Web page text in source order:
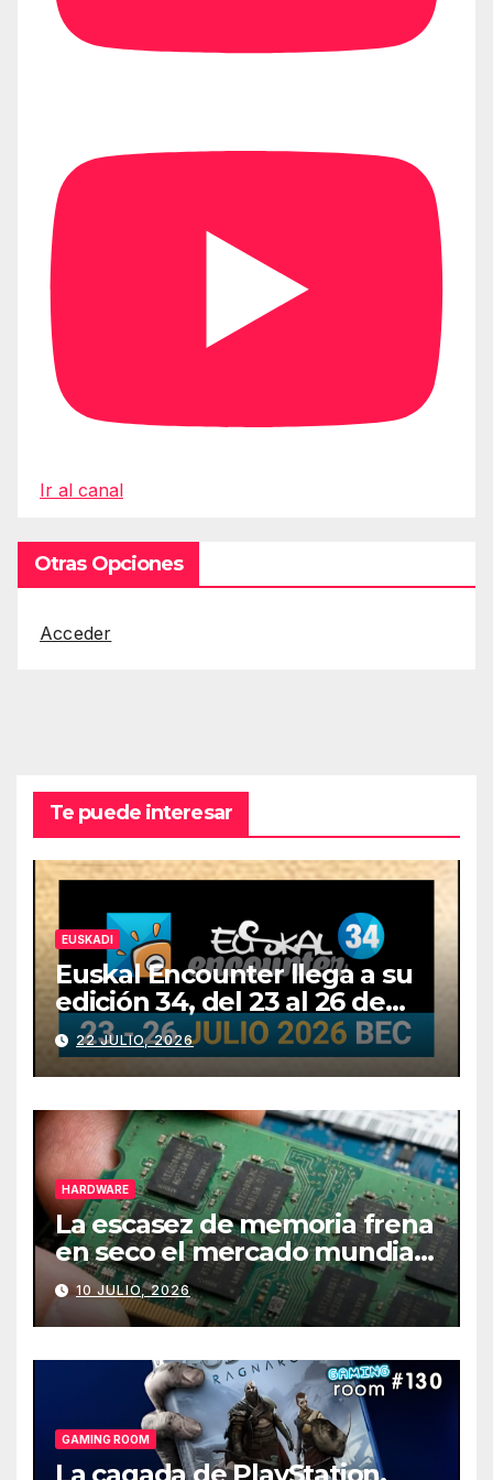
Ir al canal
Otras Opciones
Acceder
Te puede interesar
EUSKADI
Euskal Encounter llega a su
edición 34, del 23 al 26 de
julio
22 JULIO, 2026
HARDWARE
La escasez de memoria frena
en seco el mercado mundial
de PCs
10 JULIO, 2026
GAMING ROOM